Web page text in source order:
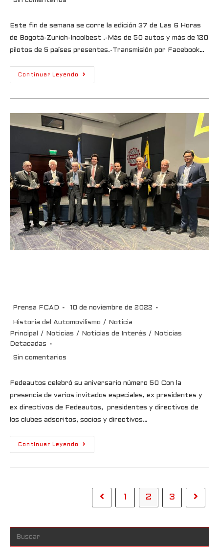
Este fin de semana se corre la edición 37 de Las 6 Horas
de Bogotá-Zurich-Incolbest .-Más de 50 autos y más de 120
pilotos de 5 países presentes.-Transmisión por Facebook…
Continuar Leyendo
Prensa FCAD 10 de noviembre de 2022
Historia del Automovilismo /
Noticia
Principal
/ Noticias / Noticias de Interés /
Noticias
Detacadas
Sin comentarios
Fedeautos celebró su aniversario número 50 Con la
presencia de varios invitados especiales, ex presidentes y
ex directivos de Fedeautos, presidentes y directivos de
los clubes adscritos, socios y directivos…
Continuar Leyendo
1 2 3